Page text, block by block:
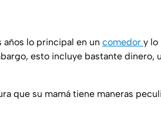
lo principal en un comedor y lo
esto incluye bastante dinero,
que su mamá tiene maneras